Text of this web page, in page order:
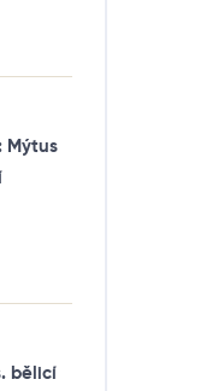
Mýtus
bělicí